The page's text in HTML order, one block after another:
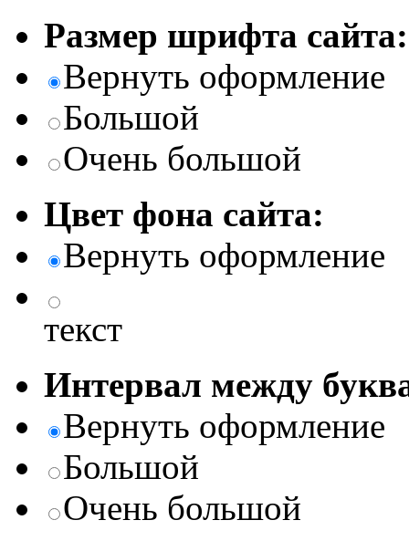
Размер шрифта сайта:
Вернуть оформление
Большой
Очень большой
Цвет фона сайта:
Вернуть оформление
текст
Интервал между
Вернуть оформление
Большой
Очень большой